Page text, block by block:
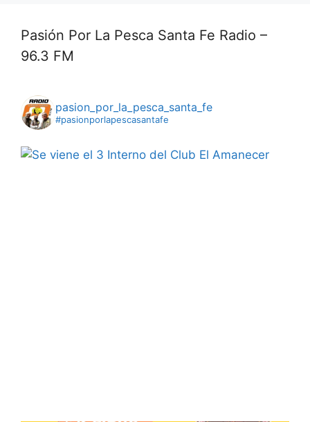
Pasión Por La Pesca Santa Fe Radio –
96.3 FM
pasion_por_la_pesca_santa_fe
#pasionporlapescasantafe